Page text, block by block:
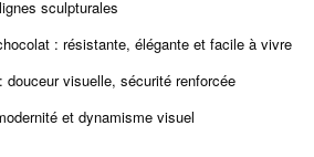
sculpturales
: résistante, élégante et facile à vivre
douceur visuelle, sécurité renforcée
et dynamisme visuel